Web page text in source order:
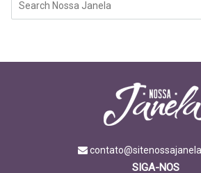
SIGA-NOS